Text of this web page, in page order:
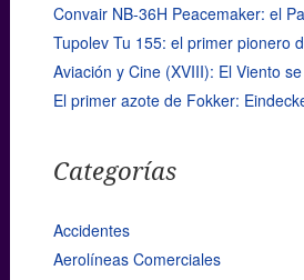
Convair NB-36H Peacemaker: el
Tupolev Tu 155: el primer pionero
Aviación y Cine (XVIII): El Viento
El primer azote de Fokker:
Categorías
Accidentes
Aerolíneas Comerciales